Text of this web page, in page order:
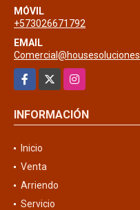
MÓVIL
+573026671792
EMAIL
Facebook
Instagram
INFORMACIÓN
Inicio
Venta
Arriendo
Servicio